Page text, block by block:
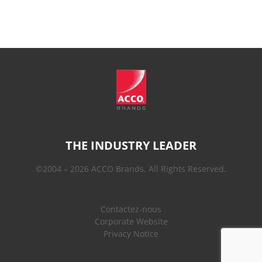
THE INDUSTRY LEADER
©2004 – 2026 ACCO Brands. All Rights Reserved.
Contactez-nous
Corporate Website
Privacy Notice